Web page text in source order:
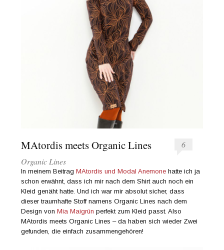
MAtordis meets Organic Lines
6
Organic Lines
In meinem BeitragMAtordis und Modal Anemone hatte ich ja
schon erwähnt, dass ich mir nach dem Shirt auch noch ein
Kleid genäht hatte. Und ich war mir absolut sicher, dass
dieser traumhafte Stoff namens Organic Lines nach dem
Design vonMia Maigrün perfekt zum Kleid passt. Also
MAtordis meets Organic Lines – da haben sich wieder Zwei
gefunden, die einfach zusammengehören!